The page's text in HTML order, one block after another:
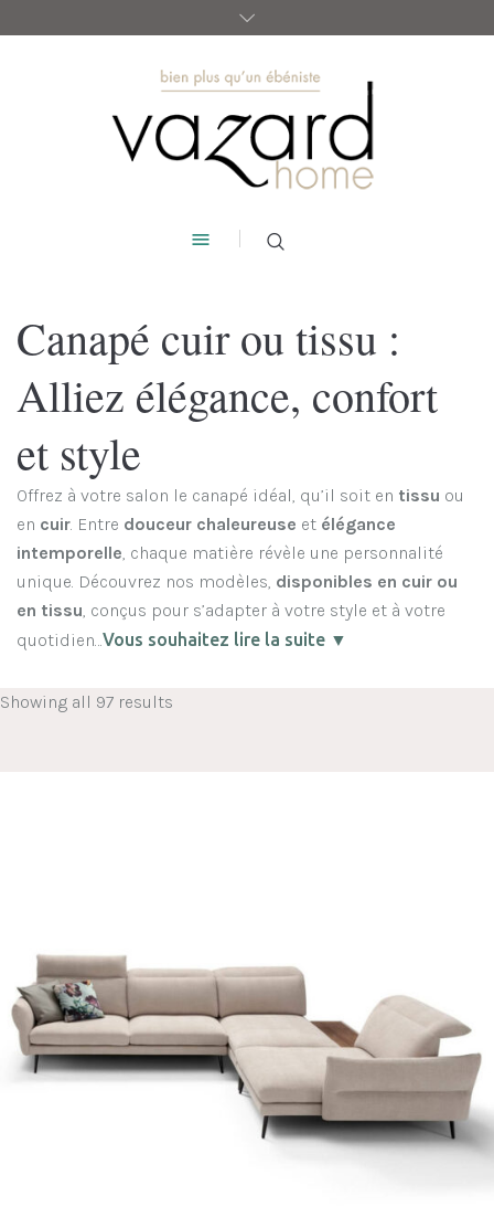
Canapé cuir ou tissu :
Alliez élégance, confort
et style
Offrez à votre salon le canapé idéal, qu’il soit en tissu ou
en cuir. Entre douceur chaleureuse et élégance
intemporelle, chaque matière révèle une personnalité
unique. Découvrez nos modèles, disponibles en cuir ou
en tissu, conçus pour s’adapter à votre style et à votre
quotidien…Vous souhaitez lire la suite ▼
Showing all 97 results